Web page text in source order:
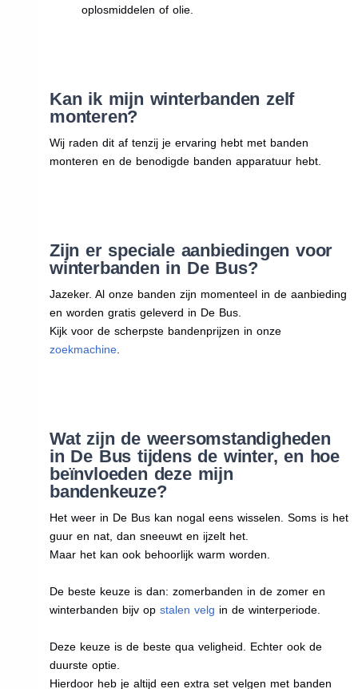
oplosmiddelen of olie.
Kan ik mijn winterbanden zelf
monteren?
Wij raden dit af tenzij je ervaring hebt met banden
monteren en de benodigde banden apparatuur hebt.
Zijn er speciale aanbiedingen voor
winterbanden in De Bus?
Jazeker. Al onze banden zijn momenteel in de aanbieding
en worden gratis geleverd in De Bus.
Kijk voor de scherpste bandenprijzen in onze
zoekmachine.
Wat zijn de weersomstandigheden
in De Bus tijdens de winter, en hoe
beïnvloeden deze mijn
bandenkeuze?
Het weer in De Bus kan nogal eens wisselen. Soms is het
guur en nat, dan sneeuwt en ijzelt het.
Maar het kan ook behoorlijk warm worden.
De beste keuze is dan: zomerbanden in de zomer en
winterbanden bijv op stalen velg in de winterperiode.
Deze keuze is de beste qua veligheid. Echter ook de
duurste optie.
Hierdoor heb je altijd een extra set velgen met banden